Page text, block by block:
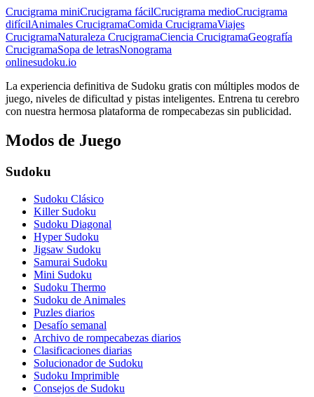
Crucigrama miniCrucigrama fácilCrucigrama medioCrucigrama
difícilAnimales CrucigramaComida CrucigramaViajes
CrucigramaNaturaleza CrucigramaCiencia CrucigramaGeografía
CrucigramaSopa de letrasNonograma
onlinesudoku.io
La experiencia definitiva de Sudoku gratis con múltiples modos de
juego, niveles de dificultad y pistas inteligentes. Entrena tu cerebro
con nuestra hermosa plataforma de rompecabezas sin publicidad.
Modos de Juego
Sudoku
Sudoku Clásico
Killer Sudoku
Sudoku Diagonal
Hyper Sudoku
Jigsaw Sudoku
Samurai Sudoku
Mini Sudoku
Sudoku Thermo
Sudoku de Animales
Puzles diarios
Desafío semanal
Archivo de rompecabezas diarios
Clasificaciones diarias
Solucionador de Sudoku
Sudoku Imprimible
Consejos de Sudoku